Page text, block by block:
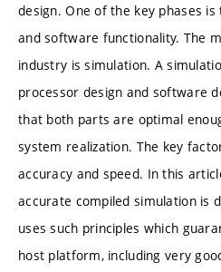
design. One of the key phases
and software functionality. The
industry is simulation. A
processor design and software
that both parts are optimal
system realization. The key
accuracy and speed. In this
accurate compiled simulation is
uses such principles which
host platform, including very